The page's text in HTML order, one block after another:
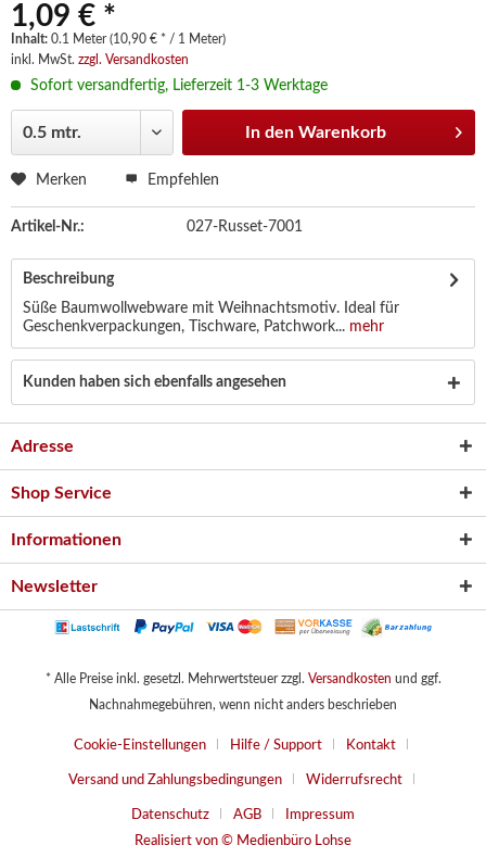
1,09 € *
Inhalt: 0.1 Meter (10,90 € * / 1 Meter)
inkl. MwSt. zzgl. Versandkosten
Sofort versandfertig, Lieferzeit 1-3 Werktage
In den Warenkorb
Merken Empfehlen
Artikel-Nr.: 027-Russet-7001
Beschreibung
Süße Baumwollwebware mit Weihnachtsmotiv. Ideal für
Geschenkverpackungen, Tischware, Patchwork... mehr
Kunden haben sich ebenfalls angesehen
Adresse
Shop Service
Informationen
Newsletter
* Alle Preise inkl. gesetzl. Mehrwertsteuer zzgl. Versandkosten und ggf.
Nachnahmegebühren, wenn nicht anders beschrieben
Cookie-Einstellungen Hilfe / Support Kontakt
Versand und Zahlungsbedingungen Widerrufsrecht
Datenschutz AGB
Impressum
Realisiert von © Medienbüro Lohse